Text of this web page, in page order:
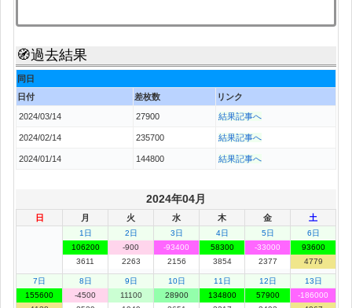
🧭過去結果
同日
日付
差枚数 リンク
2024/03/14 27900 結果記事へ
2024/02/14 235700 結果記事へ
2024/01/14 144800 結果記事へ
2024年04月
日 月 火 水 木 金 土
1日
106200
3611
2日
-900
2263
3日
-93400
2156
4日
58300
3854
5日
-33000
2377
6日
93600
4779
7日
155600
8日
-4500
9日
11100
10日
28900
11日
134800
12日
57900
13日
-186000